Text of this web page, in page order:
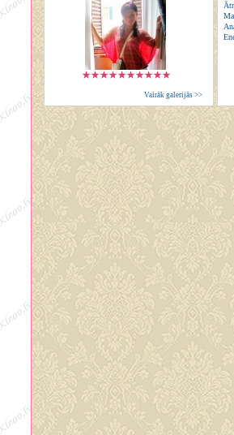
Vairāk galerijās >>